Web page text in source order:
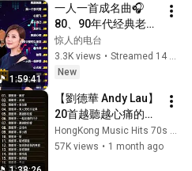
Music
宇 Phil Chang - 圓謊
A Lie (官方完整版
Music
芳 Wan Fang【了斷
a choice between
and him】Official
Video
唱片 ROCK RECORDS
Phil Chang - 男人的好
Goodness Of Men (官
我當場傻了！
#drama #种田 #短
剧
1:59:41
一人一首成名曲🎧
80、90年代经典老歌
尽在 经典老歌500首 |
推荐40 多岁以上的人
真正喜欢的歌曲♣聽
過去 否则你会后悔的
【洗腦神曲推薦】
惊人的电台
3.3K views •
Streamed 14 hours ago
New
【劉德華 Andy Lau】
20首越聽越心痛的經
典情歌｜80年代90年
代回憶金曲合集《忘
HongKong Music Hits 70s 80s 90s
57K views • 1 month ago